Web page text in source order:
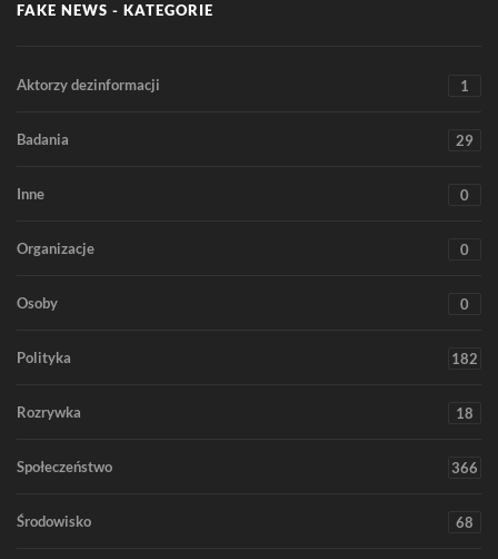
FAKE NEWS - KATEGORIE
Aktorzy dezinformacji 1
Badania 29
Inne 0
Organizacje 0
Osoby 0
Polityka 182
Rozrywka 18
Społeczeństwo 366
Środowisko 68